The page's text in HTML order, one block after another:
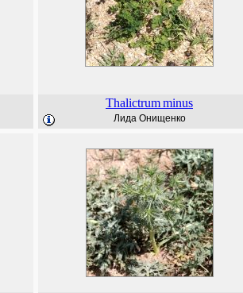
Thalictrumminus
Лида Онищенко